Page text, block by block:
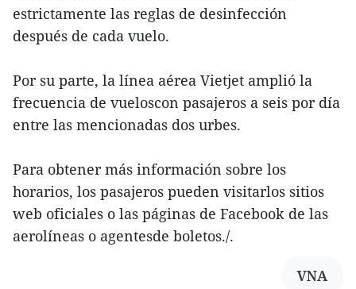
estrictamente las reglas de desinfección
después de cada vuelo.
Por su parte, la línea aérea Vietjet amplió la
frecuencia de vueloscon pasajeros a seis por día
entre las mencionadas dos urbes.
Para obtener más información sobre los
horarios, los pasajeros pueden visitarlos sitios
web oficiales o las páginas de Facebook de las
aerolíneas o agentesde boletos./.
VNA